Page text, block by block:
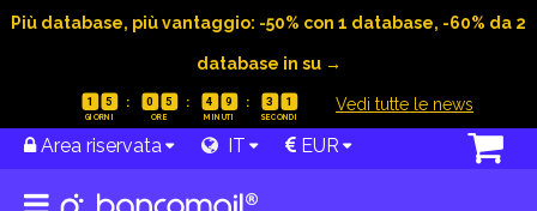
Più database, più vantaggio: -50% con 1 database, -60% da 2
database in su →
1 5 0 5 4 9 3 1 Vedi tutte le news
Area riservata IT EUR